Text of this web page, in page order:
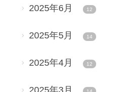
2025年6月 12
2025年5月 14
2025年4月 12
2025年3月